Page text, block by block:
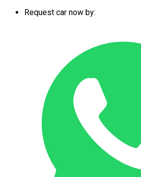
Request car now by: